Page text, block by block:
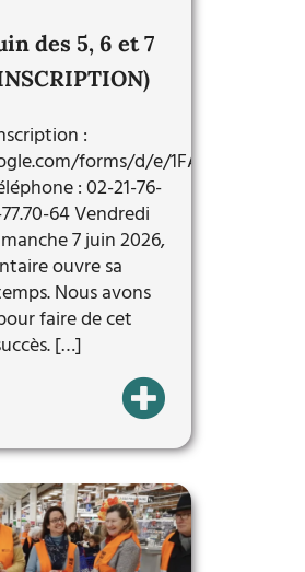
des 5, 6 et 7
:
forms/d/e/
: 02-21-76-
64 Vendredi
7 juin 2026,
ouvre sa
Nous avons
faire de cet
[…]